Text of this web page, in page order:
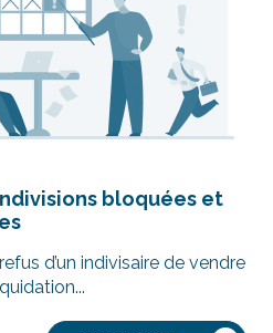
bloquées et
d’un indivisaire de vendre